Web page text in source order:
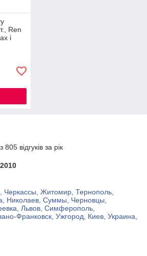
Ren
і
відгуків за рік
Черкассы, Житомир, Тернополь,
Николаев, Суммы, Черновцы,
Львов, Симферополь,
Франковск, Ужгород, Киев, Украина,